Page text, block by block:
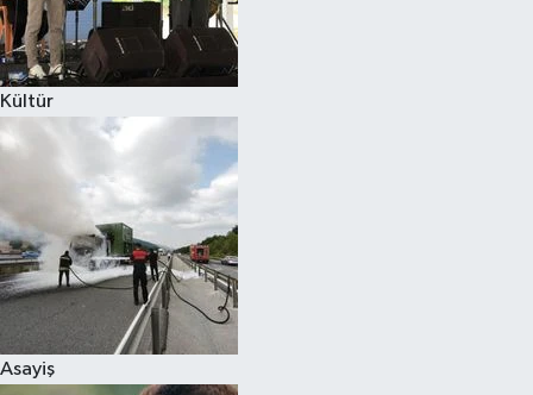
Kültür
Asayiş
Spor
Eğitim
Hava Durumu
Kadın